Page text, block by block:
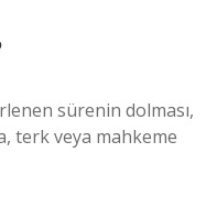
sürenin dolması,
terk veya mahkeme